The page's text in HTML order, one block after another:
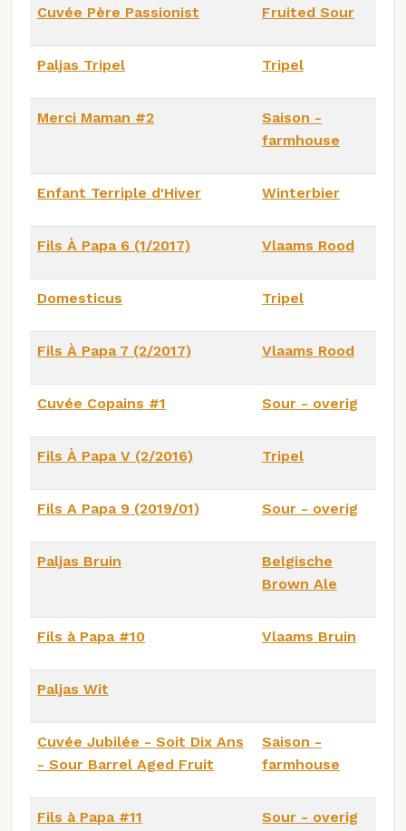
Cuvée Père Passionist Fruited Sour
Paljas Tripel Tripel
Merci Maman #2
Saison -
farmhouse
Enfant Terriple d'Hiver Winterbier
Fils À Papa 6 (1/2017) Vlaams Rood
Domesticus Tripel
Fils À Papa 7 (2/2017) Vlaams Rood
Cuvée Copains #1 Sour - overig
Fils À Papa V (2/2016) Tripel
Fils A Papa 9 (2019/01) Sour - overig
Paljas Bruin
Belgische
Brown Ale
Fils à Papa #10 Vlaams Bruin
Paljas Wit
Cuvée Jubilée - Soit Dix Ans
- Sour Barrel Aged Fruit
Saison -
farmhouse
Fils à Papa #11 Sour - overig